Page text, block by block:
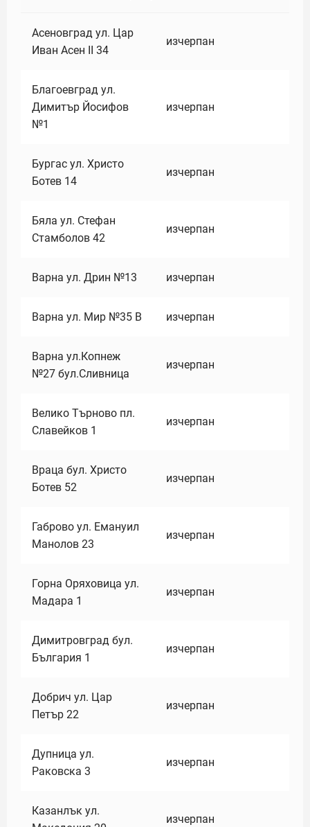
Асеновград ул. Цар
Иван Асен II 34
изчерпан
Благоевград ул.
Димитър Йосифов
№1
изчерпан
Бургас ул. Христо
Ботев 14
изчерпан
Бяла ул. Стефан
Стамболов 42
изчерпан
Варна ул. Дрин №13 изчерпан
Варна ул. Мир №35 В изчерпан
Варна ул.Копнеж
№27 бул.Сливница
изчерпан
Велико Търново пл.
Славейков 1
изчерпан
Враца бул. Христо
Ботев 52
изчерпан
Габрово ул. Емануил
Манолов 23
изчерпан
Горна Оряховица ул.
Мадара 1
изчерпан
Димитровград бул.
България 1
изчерпан
Добрич ул. Цар
Петър 22
изчерпан
Дупница ул.
Раковска 3
изчерпан
Казанлък ул.
изчерпан